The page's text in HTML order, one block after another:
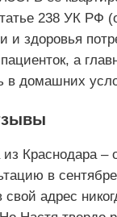
238 УК РФ
и здоровья
а
в домашних
Краснодара
в
свой адрес